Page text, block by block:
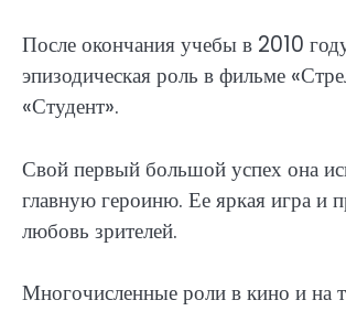
После окончания учебы в 2010
эпизодическая роль в фильме
«Студент».
Свой первый большой успех она
главную героиню. Ее яркая игра и
любовь зрителей.
Многочисленные роли в кино и на